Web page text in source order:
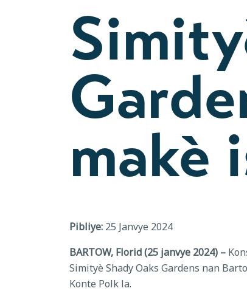
makè
Pibliye: 25 Janvye 2024
BARTOW, Florid (25 janvye 2024) –
Simityè Shady Oaks Gardens nan
Konte Polk la.